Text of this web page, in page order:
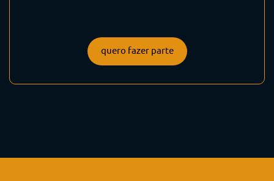
quero fazer parte